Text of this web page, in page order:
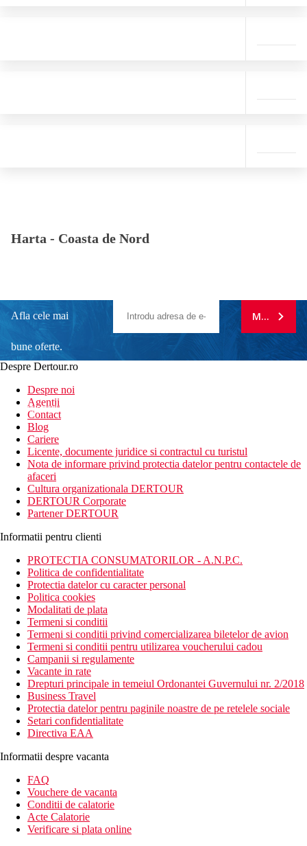
Harta - Coasta de Nord
Afla cele mai
bune oferte.
newsletter!
MA
Despre Dertour.ro
Despre noi
Agentii
Contact
Blog
Cariere
Licente, documente juridice si contractul cu turistul
Nota de informare privind protectia datelor pentru contactele de
afaceri
Cultura organizationala DERTOUR
DERTOUR Corporate
Partener DERTOUR
Informatii pentru clienti
PROTECTIA CONSUMATORILOR - A.N.P.C.
Politica de confidentialitate
Protectia datelor cu caracter personal
Politica cookies
Modalitati de plata
Termeni si conditii
Termeni si conditii privind comercializarea biletelor de avion
Termeni si conditii pentru utilizarea voucherului cadou
Campanii si regulamente
Vacante in rate
Drepturi principale in temeiul Ordonantei Guvernului nr. 2/2018
Business Travel
Protectia datelor pentru paginile noastre de pe retelele sociale
Setari confidentialitate
Directiva EAA
Informatii despre vacanta
FAQ
Vouchere de vacanta
Conditii de calatorie
Acte Calatorie
Verificare si plata online